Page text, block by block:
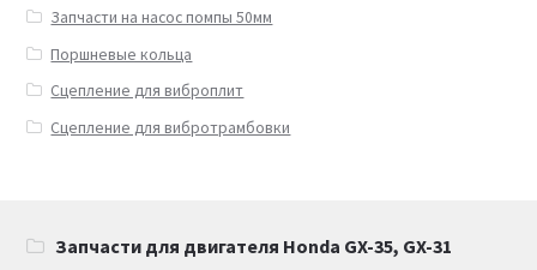
Запчасти на насос помпы 50мм
Поршневые кольца
Сцепление для виброплит
Сцепление для вибротрамбовки
Запчасти для двигателя Honda GX-35, GX-31